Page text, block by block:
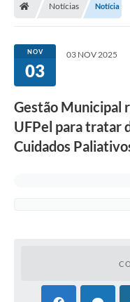
Notícias Notícia
NOV
03
03 NOV 2025
Gestão Municipal
UFPel para tratar
Cuidados